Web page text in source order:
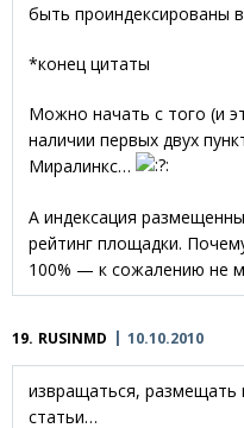
быть проиндексированы
*конец цитаты
Можно начать с того (и
наличии первых двух
Миралинкс…
А индексация
рейтинг площадки.
100% — к сожалению не
19. RUSINMD 10.10.2010
извращаться,
статьи…